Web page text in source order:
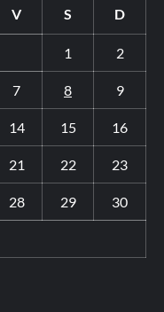
V S D
1 2
7 8 9
14 15 16
21 22 23
28 29 30